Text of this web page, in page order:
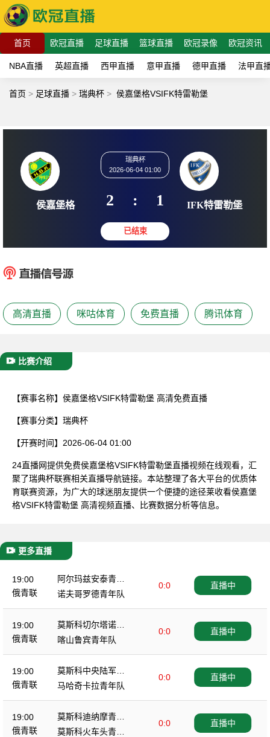
首页 欧冠直播 足球直播 篮球直播 欧冠录像 欧冠资讯
NBA直播 英超直播 西甲直播 意甲直播 德甲直播 法甲直
首页 > 足球直播 > 瑞典杯 > 侯嘉堡格VSIFK特雷勒堡
侯嘉堡格
瑞典杯
2026-06-04 01:00
2 : 1 IFK特
高清直播 咪咕体育 免费直播 腾讯体育
比赛介绍
【赛事名称】 侯嘉堡格VSIFK特雷勒堡 高清免费直播
【赛事分类】 瑞典杯
【开赛时间】 2026-06-04 01:00
24直播网提供免费侯嘉堡格VSIFK特雷勒堡直播视频在线观看，汇
聚了瑞典杯联赛相关直播导航链接。本站整理了各大平台的优质体
育联赛资源，为广大的球迷朋友提供一个便捷的途径莱收看侯嘉堡
格VSIFK特雷勒堡 高清视频直播、比赛数据分析等信息。
更多直播
19:00
俄青联
阿尔玛兹安泰青年
队
0:0
诺夫哥罗德青年队
直播中
19:00
俄青联
莫斯科切尔塔诺沃
青年队
0:0
喀山鲁宾青年队
直播中
19:00
俄青联
莫斯科中央陆军青
年队
0:0
马哈奇卡拉青年队
直播中
19:00
俄青联
莫斯科迪纳摩青年
队
0:0
莫斯科火车头青年
直播中